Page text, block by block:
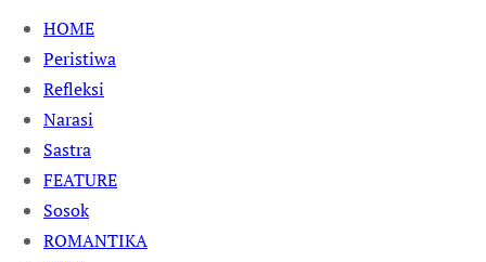
HOME
Peristiwa
Refleksi
Narasi
Sastra
FEATURE
Sosok
ROMANTIKA